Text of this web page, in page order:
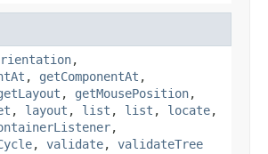
,
, getComponentAt ,
, getMousePosition,
, layout , list , list , locate,
,
, validate, validateTree